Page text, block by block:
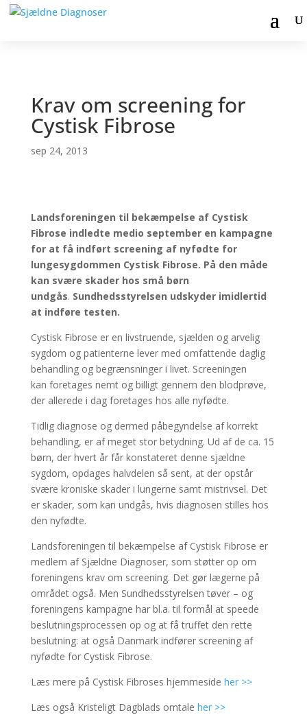
Krav om screening for
Cystisk Fibrose
sep 24, 2013
Landsforeningen til bekæmpelse af Cystisk
Fibrose indledte medio september en kampagne
for at få indført screening af nyfødte for
lungesygdommen Cystisk Fibrose. På den måde
kan svære skader hos små børn
undgås. Sundhedsstyrelsen udskyder imidlertid
at indføre testen.
Cystisk Fibrose er en livstruende, sjælden og arvelig
sygdom og patienterne lever med omfattende daglig
behandling og begrænsninger i livet. Screeningen
kan foretages nemt og billigt gennem den blodprøve,
der allerede i dag foretages hos alle nyfødte.
Tidlig diagnose og dermed påbegyndelse af korrekt
behandling, er af meget stor betydning. Ud af de ca. 15
børn, der hvert år får konstateret denne sjældne
sygdom, opdages halvdelen så sent, at der opstår
svære kroniske skader i lungerne samt mistrivsel. Det
er skader, som kan undgås, hvis diagnosen stilles hos
den nyfødte.
Landsforeningen til bekæmpelse af Cystisk Fibrose er
medlem af Sjældne Diagnoser, som støtter op om
foreningens krav om screening. Det gør lægerne på
området også. Men Sundhedsstyrelsen tøver – og
foreningens kampagne har bl.a. til formål at speede
beslutningsprocessen op og at få truffet den rette
beslutning: at også Danmark indfører screening af
nyfødte for Cystisk Fibrose.
Læs mere på Cystisk Fibroses hjemmeside her >>
Læs også Kristeligt Dagblads omtale her >>